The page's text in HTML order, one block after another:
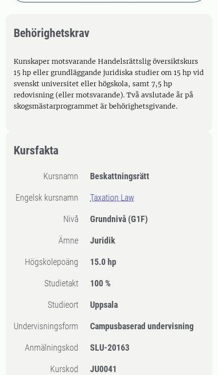
Behörighetskrav
Kunskaper motsvarande Handelsrättslig översiktskurs
15 hp eller grundläggande juridiska studier om 15 hp vid
svenskt universitet eller högskola, samt 7,5 hp
redovisning (eller motsvarande). Två avslutade år på
skogsmästarprogrammet är behörighetsgivande.
Kursfakta
Kursnamn Beskattningsrätt
Engelsk kursnamn Taxation Law
Nivå Grundnivå (G1F)
Ämne Juridik
högskolepoäng 15.0 hp
Studietakt 100 %
Studieort Uppsala
Undervisningsform Campusbaserad undervisning
Anmälningskod SLU-20163
Kurskod JU0041